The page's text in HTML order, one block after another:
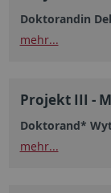
Doktorandin
mehr...
Projekt III -
Doktorand*
mehr...